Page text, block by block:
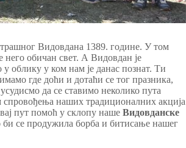
Видовдана 1389. године. У том
обичан свет. А Видовдан је
облику у ком нам је данас познат. Ти
где доћи и дотаћи се тог празника,
да се ставимо неколико пута
наших традиционалних акција
пут помоћ у склопу наше Видовданске
би се продужила борба и битисање нашег